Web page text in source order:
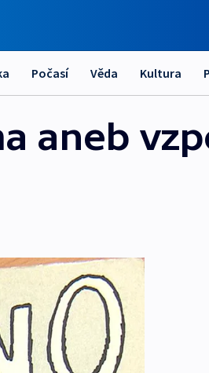
Počasí Věda Kultura
aneb